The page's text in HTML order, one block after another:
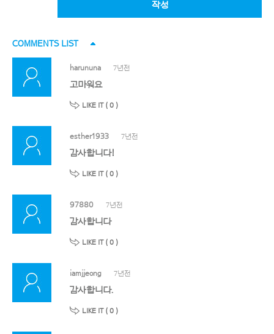
작성
COMMENTS LIST
harununa 7년전
고마워요
LIKE IT ( 0 )
esther1933 7년전
감사합니다!
LIKE IT ( 0 )
97880 7년전
감사합니다
LIKE IT ( 0 )
iamjjeong 7년전
감사합니다.
LIKE IT ( 0 )